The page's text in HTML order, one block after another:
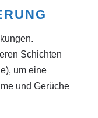
Schichten
um eine
und Gerüche